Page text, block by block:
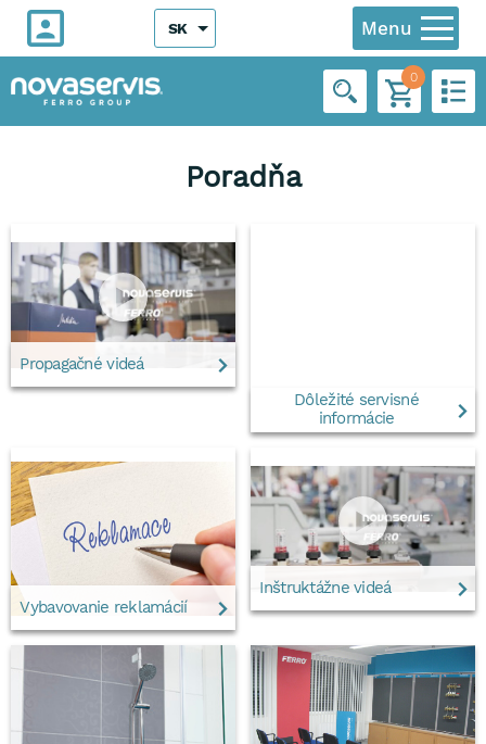
Menu
SK
0
Poradňa
Propagačné videá
Dôležité servisné
informácie
Vybavovanie reklamácií
Inštruktážne videá